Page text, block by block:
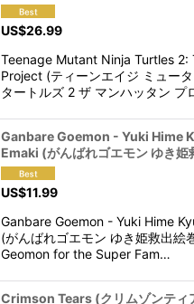
US$26.99
Teenage Mutant Ninja Turtles 2:
Project (ティーンエイジ ミュー
タートルズ 2 ザ マンハッタン プ
Ganbare Goemon - Yuki Hime
Emaki (がんばれゴエモン ゆき姫
US$11.99
Ganbare Goemon - Yuki Hime
(がんばれゴエモン ゆき姫救出絵
Geomon for the Super Fam…
Crimson Tears (クリムゾンティ